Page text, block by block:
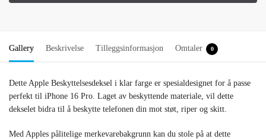
Gallery Beskrivelse Tilleggsinformasjon Omtaler 0
Dette Apple Beskyttelsesdeksel i klar farge er spesialdesignet for å passe
perfekt til iPhone 16 Pro. Laget av beskyttende materiale, vil dette
dekselet bidra til å beskytte telefonen din mot støt, riper og skitt.
Med Apples pålitelige merkevarebakgrunn kan du stole på at dette